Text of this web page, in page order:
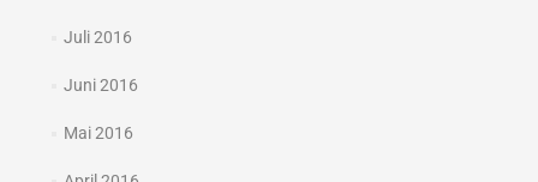
Juli 2016
Juni 2016
Mai 2016